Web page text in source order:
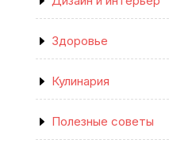
Здоровье
Кулинария
Полезные советы